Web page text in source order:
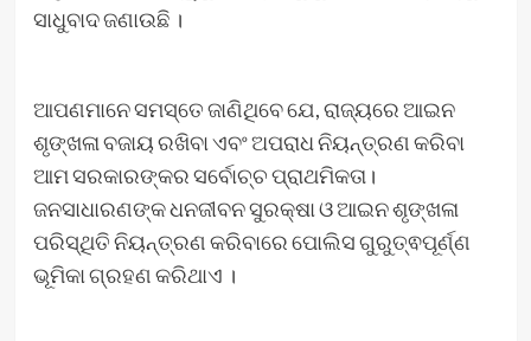
ସାଧୁବାଦ ଜଣାଉଛି ।
ଆପଣମାନେ ସମସ୍ତେ ଜାଣିଥିବେ ଯେ, ରାଜ୍ୟରେ ଆଇନ
ଶୃଙ୍ଖଳା ବଜାୟ ରଖିବା ଏବଂ ଅପରାଧ ନିୟନ୍ତ୍ରଣ କରିବା
ଆମ ସରକାରଙ୍କର ସର୍ବୋଚ୍ଚ ପ୍ରାଥମିକତା।
ଜନସାଧାରଣଙ୍କ ଧନଜୀବନ ସୁରକ୍ଷା ଓ ଆଇନ ଶୃଙ୍ଖଳା
ପରିସ୍ଥିତି ନିୟନ୍ତ୍ରଣ କରିବାରେ ପୋଲିସ ଗୁରୁତ୍ଵପୂର୍ଣ୍ଣ
ଭୂମିକା ଗ୍ରହଣ କରିଥାଏ ।